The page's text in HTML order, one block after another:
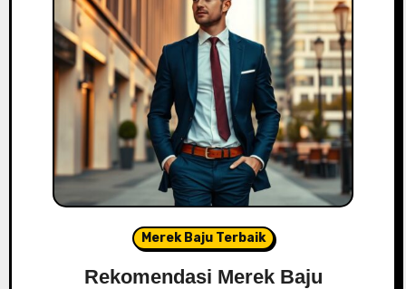
Merek Baju Terbaik
Rekomendasi Merek Baju